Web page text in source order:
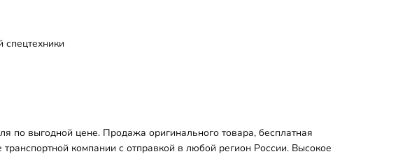
спецтехники
по выгодной цене. Продажа оригинального товара, бесплатная
компании с отправкой в любой регион России. Высокое